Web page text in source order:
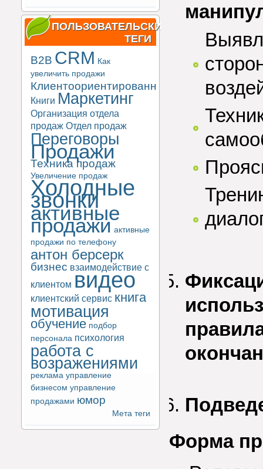
ПОЛЬЗОВАТЕЛЬСКИЕ
ТЕГИ
B2B CRM Как
увеличить продажи
Клиентоориентированность
Книги Маркетинг
Организация отдела
продаж Отдел продаж
Переговоры
Продажи
Техника продаж
Увеличение продаж
Холодные
звонки
активные
продажи активные
продажи по телефону
антон берсерк
бизнес взаимодействие с
клиентом видео
клиентский сервис книга
мотивация
обучение подбор
персонала психология
работа с
возражениями
реклама управление
бизнесом управление
продажами юмор
Мета теги
Форма